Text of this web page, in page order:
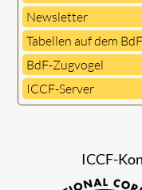
Newsletter
Tabellen auf dem
BdF-Zugvogel
ICCF-Server
ICCF-